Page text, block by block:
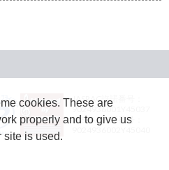
JASRAC許諾番号：
9024936001Y45037
JASRAC許諾番号：
cookies. These are
properly and to give us
site is used.